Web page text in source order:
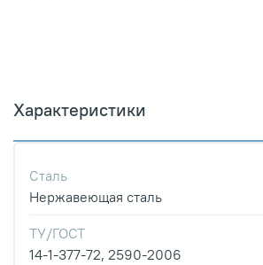
Характеристики
Сталь
Нержавеющая сталь
ТУ/ГОСТ
14-1-377-72, 2590-2006